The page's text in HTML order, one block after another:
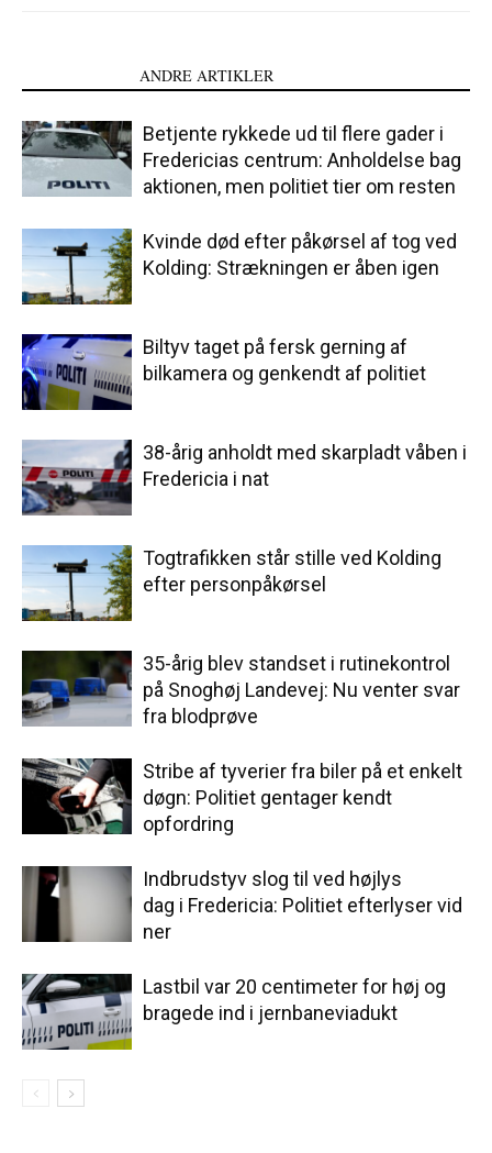
ANDRE ARTIKLER
Betjente rykkede ud til flere gader i
Fredericias centrum: Anholdelse bag
aktionen, men politiet tier om resten
Kvinde død efter påkørsel af tog ved
Kolding: Strækningen er åben igen
Biltyv taget på fersk gerning af
bilkamera og genkendt af politiet
38-årig anholdt med skarpladt våben i
Fredericia i nat
Togtrafikken står stille ved Kolding
efter personpåkørsel
35-årig blev standset i rutinekontrol
på Snoghøj Landevej: Nu venter svar
fra blodprøve
Stribe af tyverier fra biler på et enkelt
døgn: Politiet gentager kendt
opfordring
Indbrudstyv slog til ved højlys
dag i Fredericia: Politiet efterlyser vid
ner
Lastbil var 20 centimeter for høj og
bragede ind i jernbaneviadukt